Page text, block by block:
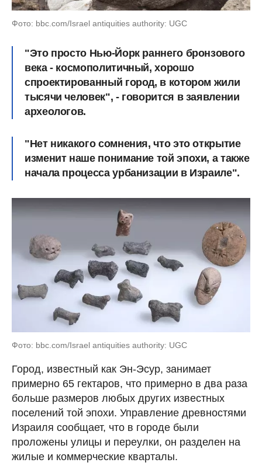
Фото: bbc.com/Israel antiquities authority: UGC
"Это просто Нью-Йорк раннего бронзового
века - космополитичный, хорошо
спроектированный город, в котором жили
тысячи человек", - говорится в заявлении
археологов.
"Нет никакого сомнения, что это открытие
изменит наше понимание той эпохи, а также
начала процесса урбанизации в Израиле".
Фото: bbc.com/Israel antiquities authority: UGC
Город, известный как Эн-Эсур, занимает
примерно 65 гектаров, что примерно в два раза
больше размеров любых других известных
поселений той эпохи. Управление древностями
Израиля сообщает, что в городе были
проложены улицы и переулки, он разделен на
жилые и коммерческие кварталы.